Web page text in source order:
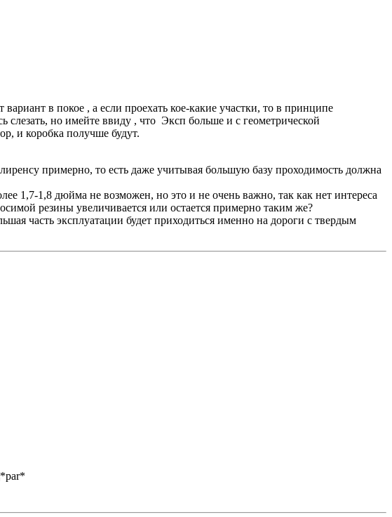
в покое , а если проехать кое-какие участки, то в принципе
слезать, но имейте ввиду , что Эксп больше и с геометрической
и коробка получше будут.
примерно, то есть даже учитывая большую базу проходимость должна
1,7-1,8 дюйма не возможен, но это и не очень важно, так как нет интереса
резины увеличивается или остается примерно таким же?
часть эксплуатации будет приходиться именно на дороги с твердым